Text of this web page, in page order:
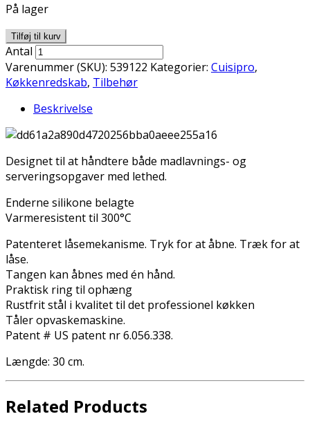
På lager
Tilføj til kurv
Antal
Varenummer (SKU): 539122 Kategorier: Cuisipro,
Køkkenredskab, Tilbehør
Beskrivelse
Designet til at håndtere både madlavnings- og
serveringsopgaver med lethed.
Enderne silikone belagte
Varmeresistent til 300°C
Patenteret låsemekanisme. Tryk for at åbne. Træk for at
låse.
Tangen kan åbnes med én hånd.
Praktisk ring til ophæng
Rustfrit stål i kvalitet til det professionel køkken
Tåler opvaskemaskine.
Patent # US patent nr 6.056.338.
Længde: 30 cm.
Related Products